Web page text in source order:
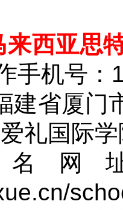
西亚思
手机号：
建省厦门
礼国际
网